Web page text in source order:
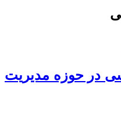
در حوزه مدیریت